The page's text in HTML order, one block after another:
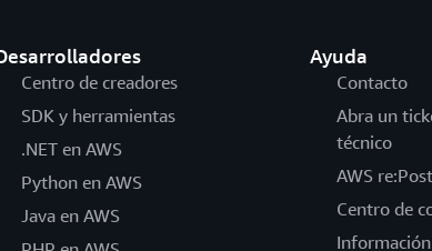
Centro de creadores
SDK y herramientas
.NET en AWS
Python en AWS
Java en AWS
Ayuda
Contacto
Abra un
técnico
AWS re:Post
Centro de